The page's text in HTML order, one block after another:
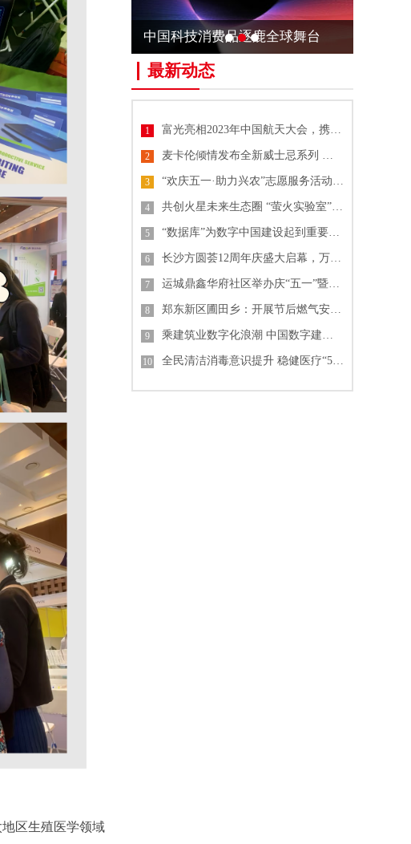
地区生殖医学领域
中国科技消费品逐鹿全球舞台
最新动态
1 富光亮相2023年中国航天大会，携手中国航天共推技术与文化创新
2 麦卡伦倾情发布全新威士忌系列 纪念《007》电影60周年单一麦芽威士忌
3 “欢庆五一·助力兴农”志愿服务活动 中建-大成山东公司
4 共创火星未来生态圈 “萤火实验室”格物叩苍穹
5 “数据库”为数字中国建设起到重要支撑作用
6 长沙方圆荟12周年庆盛大启幕，万人齐聚掀起城市热潮
7 运城鼎鑫华府社区举办庆“五一”暨“锦绣中华文化园”开园活动
8 郑东新区圃田乡：开展节后燃气安全排查行动
9 乘建筑业数字化浪潮 中国数字建筑峰会2023即将开幕
10 全民清洁消毒意识提升 稳健医疗“55护手节”倡导关注手卫生